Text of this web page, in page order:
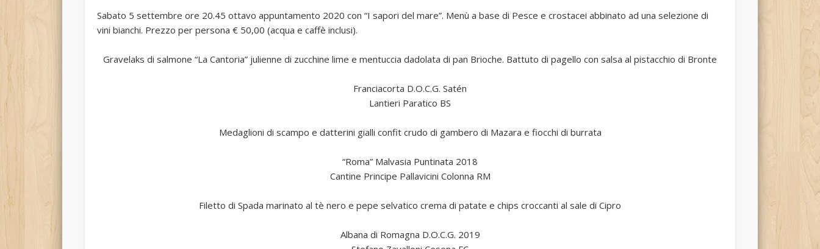
Sabato 5 settembre ore 20.45 ottavo appuntamento 2020 con “I sapori del mare”. Menù a base di Pesce e crostacei abbinato ad una selezione di
vini bianchi. Prezzo per persona € 50,00 (acqua e caffè inclusi).
Gravelaks di salmone “La Cantoria” julienne di zucchine lime e mentuccia dadolata di pan Brioche. Battuto di pagello con salsa al pistacchio di Bronte
Franciacorta D.O.C.G. Satén
Lantieri Paratico BS
Medaglioni di scampo e datterini gialli confit crudo di gambero di Mazara e fiocchi di burrata
“Roma” Malvasia Puntinata 2018
Cantine Principe Pallavicini Colonna RM
Filetto di Spada marinato al tè nero e pepe selvatico crema di patate e chips croccanti al sale di Cipro
Albana di Romagna D.O.C.G. 2019